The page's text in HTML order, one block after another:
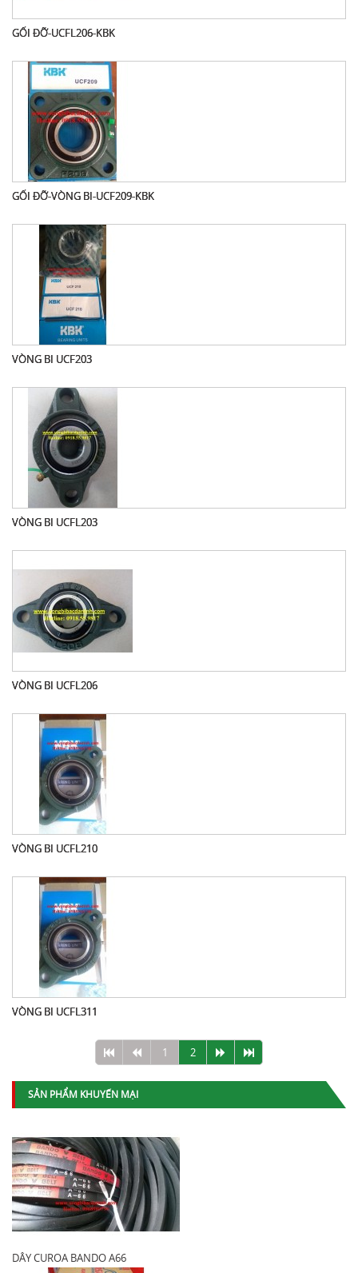
GỐI ĐỠ-UCFL206-KBK
GỐI ĐỠ-VÒNG BI-UCF209-KBK
VÒNG BI UCF203
VÒNG BI UCFL203
VÒNG BI UCFL206
VÒNG BI UCFL210
VÒNG BI UCFL311
1 2
SẢN PHẨM KHUYẾN MẠI
DÂY CUROA BANDO A66